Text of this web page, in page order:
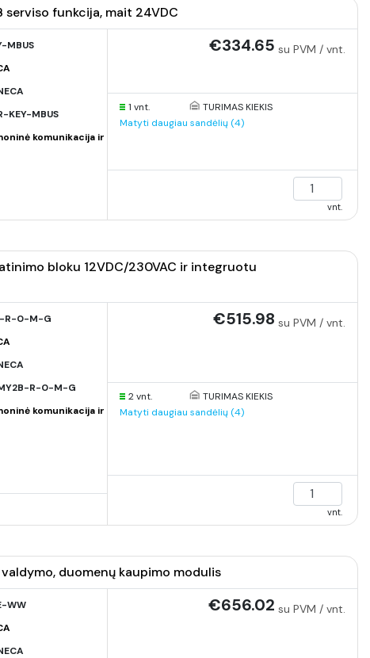
serviso funkcija, mait 24VDC
MBUS
KEY-MBUS
komunikacija ir
€334.65 su PVM / vnt.
1 vnt.
TURIMAS KIEKIS
Matyti daugiau sandėlių (4)
vnt.
bloku 12VDC/230VAC ir integruotu
R-0-M-G
R-0-M-G
komunikacija ir
€515.98 su PVM / vnt.
2 vnt.
TURIMAS KIEKIS
Matyti daugiau sandėlių (4)
vnt.
duomenų kaupimo modulis
WW
€656.02 su PVM / vnt.